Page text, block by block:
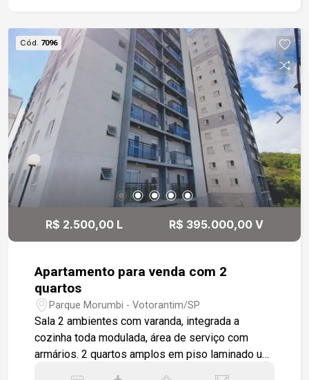
-Academia -Salão de festas -Playground -Áreas
de convivência Entre em contato para mais
informações ou agende uma visita. Nossa equipe
está à disposição para apresentar todos os
detalhes do imóvel.
Cód. 7096
R$ 2.500,00 L R$ 395.000,00 V
Apartamento para venda com 2
quartos
Parque Morumbi - Votorantim/SP
Sala 2 ambientes com varanda, integrada a
cozinha toda modulada, área de serviço com
armários. 2 quartos amplos em piso laminado um